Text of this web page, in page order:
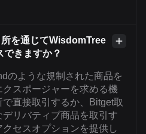
を通じてWisdomTree
きますか？
のような規制された商品を
スポージャーを求める機
直接取引するか、Bitget取
リバティブ商品を取引す
セスオプションを提供し